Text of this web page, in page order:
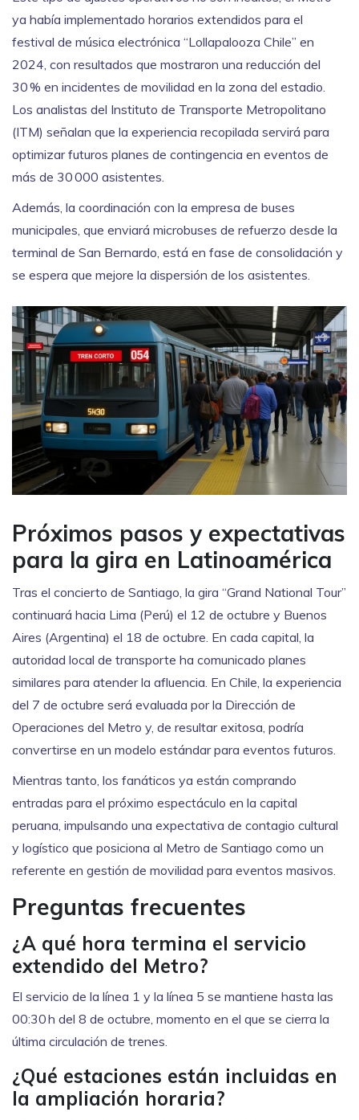
ya había implementado horarios extendidos para el
festival de música electrónica “Lollapalooza Chile” en
2024, con resultados que mostraron una reducción del
30 % en incidentes de movilidad en la zona del estadio.
Los analistas del Instituto de Transporte Metropolitano
(ITM) señalan que la experiencia recopilada servirá para
optimizar futuros planes de contingencia en eventos de
más de 30 000 asistentes.
Además, la coordinación con la empresa de buses
municipales, que enviará microbuses de refuerzo desde la
terminal de San Bernardo, está en fase de consolidación y
se espera que mejore la dispersión de los asistentes.
Próximos pasos y expectativas
para la gira en Latinoamérica
Tras el concierto de Santiago, la gira “Grand National Tour”
continuará hacia Lima (Perú) el 12 de octubre y Buenos
Aires (Argentina) el 18 de octubre. En cada capital, la
autoridad local de transporte ha comunicado planes
similares para atender la afluencia. En Chile, la experiencia
del 7 de octubre será evaluada por la Dirección de
Operaciones del Metro y, de resultar exitosa, podría
convertirse en un modelo estándar para eventos futuros.
Mientras tanto, los fanáticos ya están comprando
entradas para el próximo espectáculo en la capital
peruana, impulsando una expectativa de contagio cultural
y logístico que posiciona al Metro de Santiago como un
referente en gestión de movilidad para eventos masivos.
Preguntas frecuentes
¿A qué hora termina el servicio
extendido del Metro?
El servicio de la línea 1 y la línea 5 se mantiene hasta las
00:30 h del 8 de octubre, momento en el que se cierra la
última circulación de trenes.
¿Qué estaciones están incluidas en
la ampliación horaria?